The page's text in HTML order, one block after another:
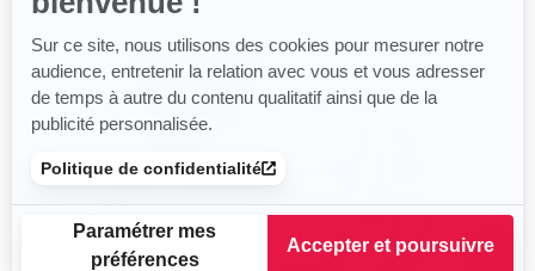
Sur ce site, nous utilisons des cookies pour mesurer notre
audience, entretenir la relation avec vous et vous adresser
de temps à autre du contenu qualitatif ainsi que de la
publicité personnalisée.
Politique de confidentialité
Paramétrer mes
préférences
Accepter et poursuivre